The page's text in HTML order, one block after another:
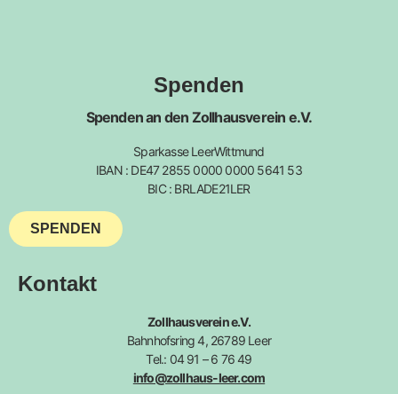
Spenden
Spenden an den Zollhausverein e.V.
Sparkasse LeerWittmund
IBAN : DE47 2855 0000 0000 5641 53
BIC : BRLADE21LER
SPENDEN
Kontakt
Zollhausverein e.V.
Bahnhofsring 4, 26789 Leer
Tel.: 04 91 – 6 76 49
info@zollhaus-leer.com